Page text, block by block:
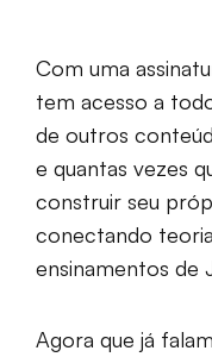
Com uma
tem acesso a
de outros
e quantas vezes
construir seu
conectando
ensinamentos de
Agora que já